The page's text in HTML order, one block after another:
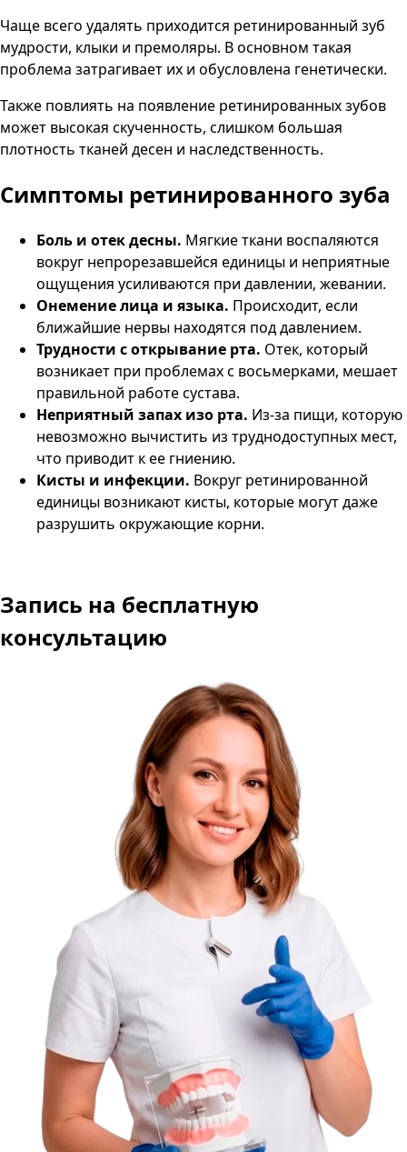
Чаще всего удалять приходится ретинированный зуб
мудрости, клыки и премоляры. В основном такая
проблема затрагивает их и обусловлена генетически.
Также повлиять на появление ретинированных зубов
может высокая скученность, слишком большая
плотность тканей десен и наследственность.
Симптомы ретинированного зуба
Боль и отек десны. Мягкие ткани воспаляются
вокруг непрорезавшейся единицы и неприятные
ощущения усиливаются при давлении, жевании.
Онемение лица и языка. Происходит, если
ближайшие нервы находятся под давлением.
Трудности с открывание рта. Отек, который
возникает при проблемах с восьмерками, мешает
правильной работе сустава.
Неприятный запах изо рта. Из-за пищи, которую
невозможно вычистить из труднодоступных мест,
что приводит к ее гниению.
Кисты и инфекции. Вокруг ретинированной
единицы возникают кисты, которые могут даже
разрушить окружающие корни.
Запись на бесплатную
консультацию